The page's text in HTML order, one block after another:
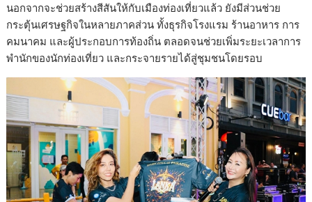
นอกจากจะช่วยสร้างสีสันให้กับเมืองท่องเที่ยวแล้ว ยังมีส่วนช่วย
กระตุ้นเศรษฐกิจในหลายภาคส่วน ทั้งธุรกิจโรงแรม ร้านอาหาร การ
คมนาคม และผู้ประกอบการท้องถิ่น ตลอดจนช่วยเพิ่มระยะเวลาการ
พำนักของนักท่องเที่ยว และกระจายรายได้สู่ชุมชนโดยรอบ